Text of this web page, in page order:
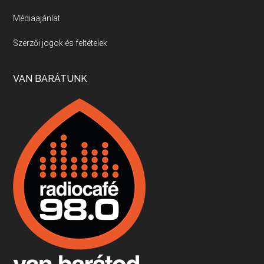
Villány, kékfrankos, Jackfall
Apr 17, 2026 • 00:35:38
Boston, teadélután, bab és homár
Apr 9, 2026 • 00:37:17
Fermentáljunk, a testünk meghálálja!
Apr 3, 2026 • 00:36:07
Médiaajánlat
Szerzői jogok és feltételek
VAN BARÁTUNK